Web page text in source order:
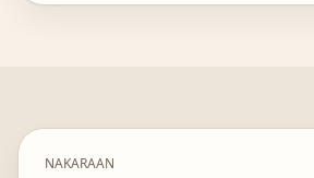
NAKARAAN